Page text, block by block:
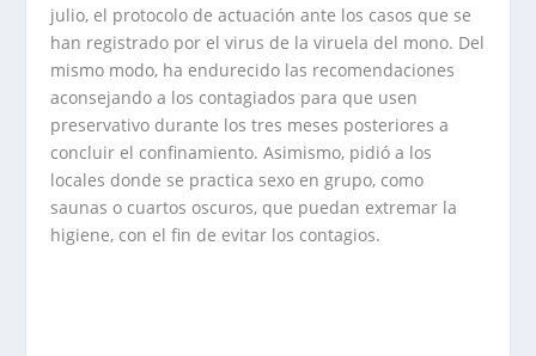
julio, el protocolo de actuación ante los casos que se
han registrado por el virus de la viruela del mono. Del
mismo modo, ha endurecido las recomendaciones
aconsejando a los contagiados para que usen
preservativo durante los tres meses posteriores a
concluir el confinamiento. Asimismo, pidió a los
locales donde se practica sexo en grupo, como
saunas o cuartos oscuros, que puedan extremar la
higiene, con el fin de evitar los contagios.